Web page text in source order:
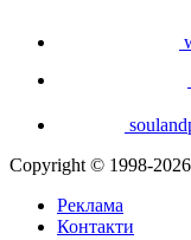
Copyright © 1998-
Реклама
Контакти